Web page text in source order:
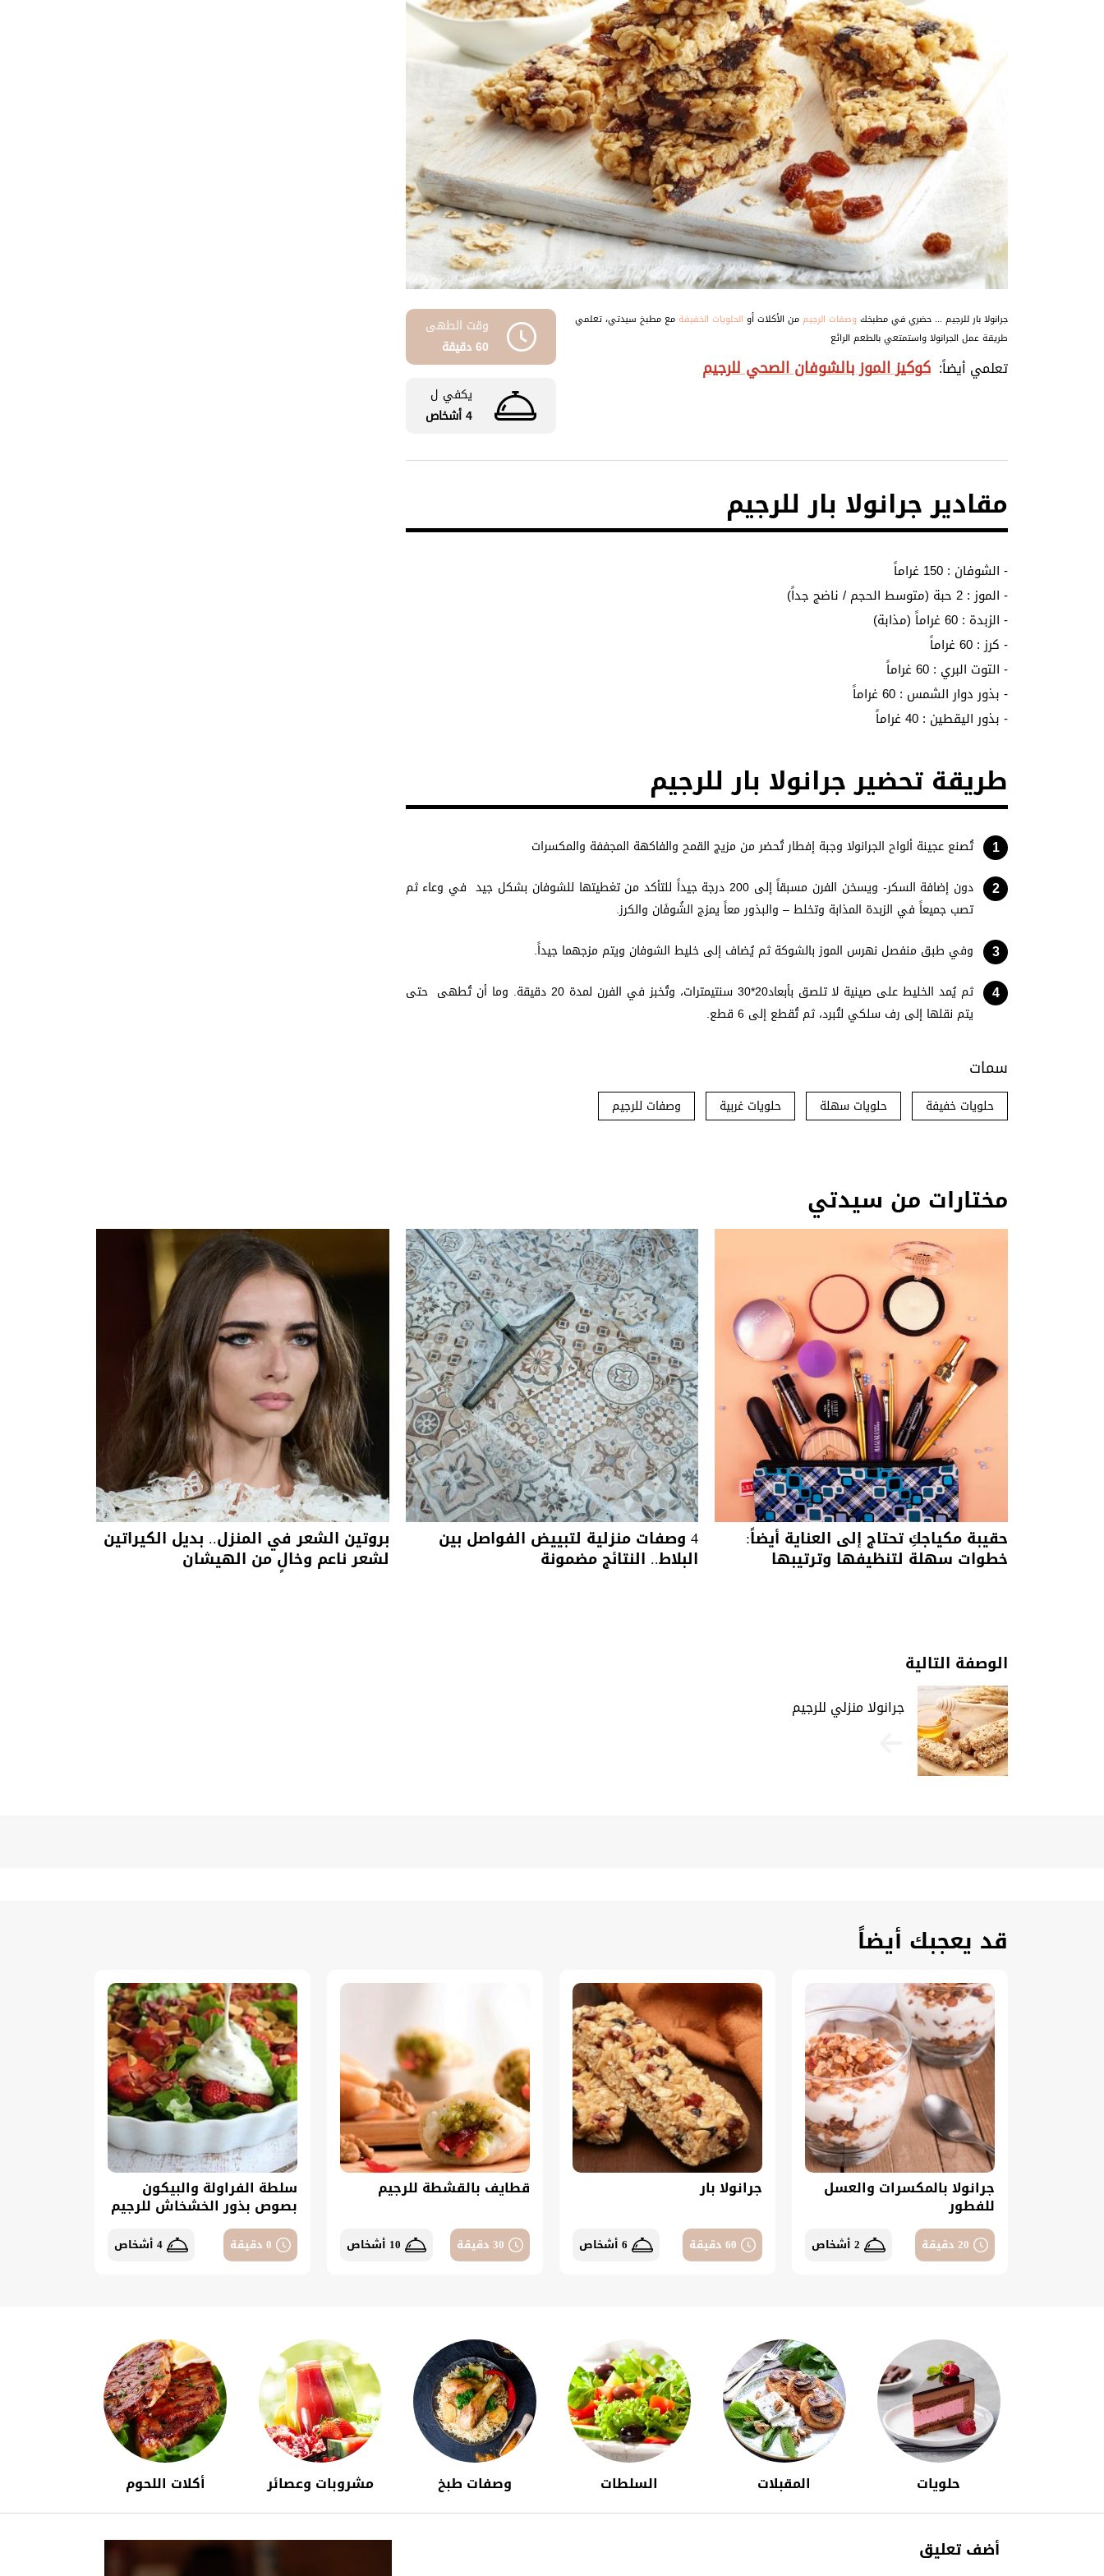
جرانولا بار للرجيم ... حضري في مطبخكوصفات الرجيممن الأكلات أو الحلويات الخفيفةمع مطبخ سيدتي، تعلمي
طريقة عمل الجرانولا واستمتعي بالطعم الرائع
تعلمي أيضاً: كوكيز الموز بالشوفان الصحي للرجيم
وقت الطهى
60 دقيقة
يكفي ل
4 أشخاص
مقادير جرانولا بار للرجيم
- الشوفان : 150 غراماً
- الموز : 2 حبة (متوسط الحجم / ناضج جداً)
- الزبدة : 60 غراماً (مذابة)
- كرز : 60 غراماً
- التوت البري : 60 غراماً
- بذور دوار الشمس : 60 غراماً
- بذور اليقطين : 40 غراماً
طريقة تحضير جرانولا بار للرجيم
تُصنع عجينة ألواح الجرانولا وجبة إفطار تُحضر من مزيج القمح والفاكهة المجففة والمكسرات
دون إضافة السكر- ويسخن الفرن مسبقاً إلى 200 درجة جيداً للتأكد من تغطيتها للشوفان بشكل جيد في وعاء ثم
تصب جميعاً في الزبدة المذابة وتخلط – والبذور معاً يمزج الشُوفَان والكرز.
وفي طبق منفصل نهرس الموز بالشوكة ثم يُضاف إلى خليط الشوفان ويتم مزجهما جيداً.
ثم يُمد الخليط على صينية لا تلصق بأبعاد20*30 سنتيمترات، وتُخبز في الفرن لمدة 20 دقيقة. وما أن تُطهى حتى
يتم نقلها إلى رف سلكي لتُبرد، ثم تُقطع إلى 6 قطع.
سمات
حلويات خفيفة حلويات سهلة حلويات غربية وصفات للرجيم
مختارات من سيدتي
حقيبة مكياجكِ تحتاج إلى العناية أيضاً:
خطوات سهلة لتنظيفها وترتيبها
4 وصفات منزلية لتبييض الفواصل بين
البلاط.. النتائج مضمونة
بروتين الشعر في المنزل.. بديل الكيراتين
لشعر ناعم وخالٍ من الهيشان
الوصفة التالية
جرانولا منزلي للرجيم
قد يعجبك أيضاً
جرانولا بالمكسرات والعسل
للفطور
20 دقيقة 2 أشخاص
جرانولا بار
60 دقيقة 6 أشخاص
قطايف بالقشطة للرجيم
30 دقيقة 10 أشخاص
سلطة الفراولة والبيكون
بصوص بذور الخشخاش للرجيم
0 دقيقة 4 أشخاص
حلويات المقبلات السلطات وصفات طبخ مشروبات وعصائر أكلات اللحوم
أضف تعليق